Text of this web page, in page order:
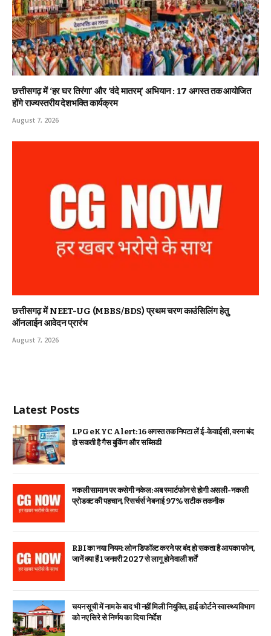
छत्तीसगढ़ में ‘हर घर तिरंगा’ और ‘वंदे मातरम्’ अभियान : 17 अगस्त तक आयोजित
होंगे राज्यस्तरीय देशभक्ति कार्यक्रम
August 7, 2026
छत्तीसगढ़ में NEET-UG (MBBS/BDS) प्रथम चरण काउंसिलिंग हेतु
ऑनलाईन आवेदन प्रारंभ
August 7, 2026
Latest Posts
LPG eKYC Alert: 16 अगस्त तक निपटा लें ई-केवाईसी, वरना बंद
हो सकती है गैस बुकिंग और सब्सिडी
नकली सामान पर कसेगी नकेल: अब स्मार्टफोन से होगी असली-नकली
प्रोडक्ट की पहचान, रिसर्चर्स ने बनाई 97% सटीक तकनीक
RBI का नया नियम: लोन डिफॉल्ट करने पर बंद हो सकता है आपका फोन,
जानें क्या हैं 1 जनवरी 2027 से लागू होने वाली शर्तें
चयन सूची में नाम के बाद भी नहीं मिली नियुक्ति, हाई कोर्ट ने स्वास्थ्य विभाग
को नए सिरे से निर्णय का दिया निर्देश